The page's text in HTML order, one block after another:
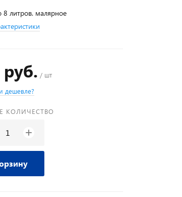
8 литров. малярное
/ шт
дешевле?
КОЛИЧЕСТВО
+